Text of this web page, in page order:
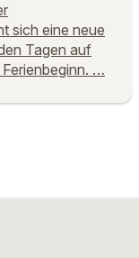
sich eine neue
Tagen auf
…